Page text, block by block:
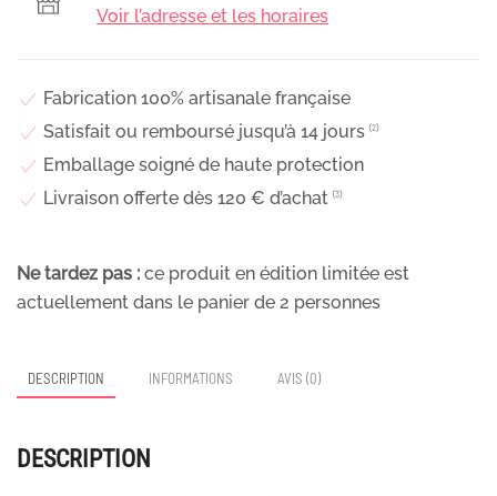
Madeleine
Voir l’adresse et les horaires
Fabrication 100% artisanale française
Satisfait ou remboursé jusqu’à 14 jours ⁽²⁾
Emballage soigné de haute protection
Livraison offerte dès 120 € d’achat ⁽³⁾
Ne tardez pas : ce produit en édition limitée est
actuellement dans le panier de 2 personnes
DESCRIPTION INFORMATIONS AVIS (0)
DESCRIPTION